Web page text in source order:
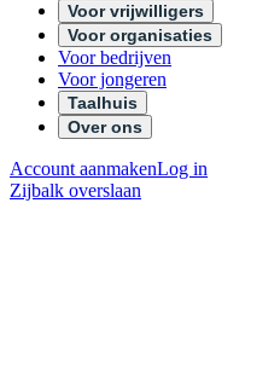
Voor vrijwilligers
Voor organisaties
Voor bedrijven
Voor jongeren
Taalhuis
Over ons
Account aanmakenLog in
Zijbalk overslaan